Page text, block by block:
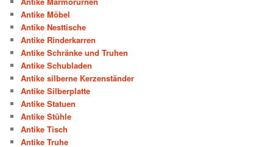
Antike Möbel
Antike Nesttische
Antike Rinderkarren
Antike Schränke und Truhen
Antike Schubladen
Antike silberne Kerzenständer
Antike Silberplatte
Antike Statuen
Antike Stühle
Antike Tisch
Antike Truhe